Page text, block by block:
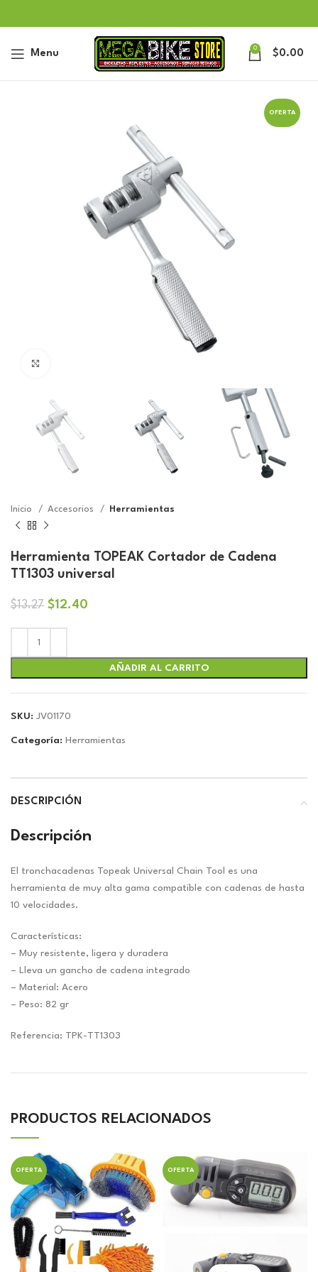
Menu 0 $0.00
OFERTA
Inicio Accesorios Herramientas
Herramienta TOPEAK Cortador de Cadena
TT1303 universal
$13.27 El
era:
$12.40
$12.40.
AÑADIR AL CARRITO
SKU: JV01170
Categoría: Herramientas
DESCRIPCIÓN
Descripción
El tronchacadenas Topeak Universal Chain Tool es una
herramienta de muy alta gama compatible con cadenas de hasta
10 velocidades.
Características:
– Muy resistente, ligera y duradera
– Lleva un gancho de cadena integrado
– Material: Acero
– Peso: 82 gr
Referencia: TPK-TT1303
PRODUCTOS RELACIONADOS
OFERTA OFERTA